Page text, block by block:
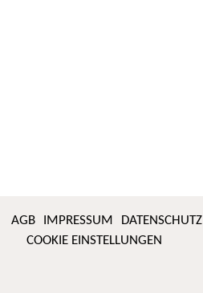
AGB IMPRESSUM
DATENSCHUTZ
COOKIE EINSTELLUNGEN